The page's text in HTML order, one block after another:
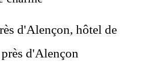
d'Alençon, hôtel de
d'Alençon